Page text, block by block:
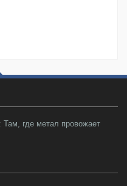
Там, где метал провожает